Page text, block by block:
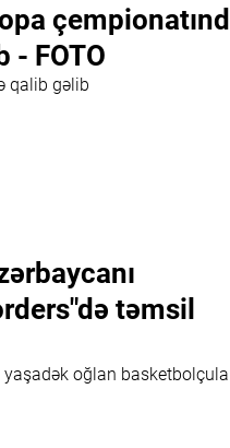
- FOTO
qalib gəlib
təmsil
yaşadək oğlan